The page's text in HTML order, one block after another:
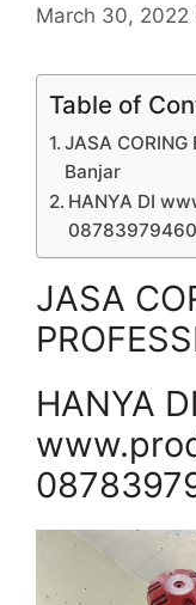
March 30, 2022
Table of
JASA CORING
Banjar
HANYA DI
JASA
HANYA DI